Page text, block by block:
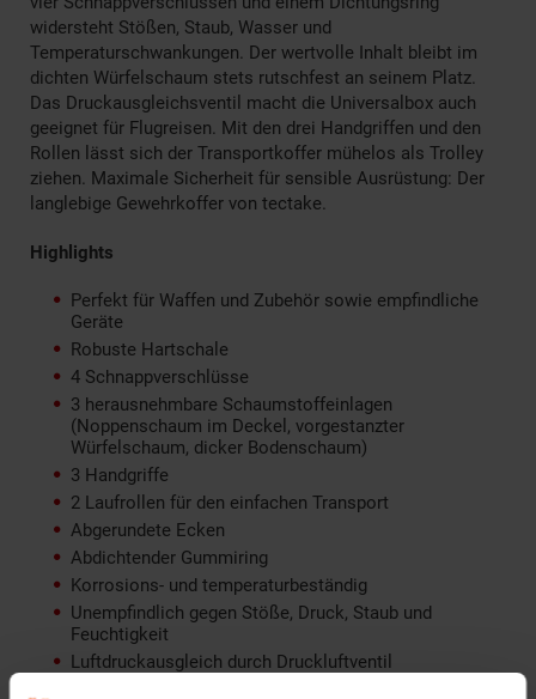
widersteht Stößen, Staub, Wasser und
Temperaturschwankungen. Der wertvolle Inhalt bleibt im
dichten Würfelschaum stets rutschfest an seinem Platz.
Das Druckausgleichsventil macht die Universalbox auch
geeignet für Flugreisen. Mit den drei Handgriffen und den
Rollen lässt sich der Transportkoffer mühelos als Trolley
ziehen. Maximale Sicherheit für sensible Ausrüstung: Der
langlebige Gewehrkoffer von tectake.
Highlights
Perfekt für Waffen und Zubehör sowie empfindliche
Geräte
Robuste Hartschale
4 Schnappverschlüsse
3 herausnehmbare Schaumstoffeinlagen
(Noppenschaum im Deckel, vorgestanzter
Würfelschaum, dicker Bodenschaum)
3 Handgriffe
2 Laufrollen für den einfachen Transport
Abgerundete Ecken
Abdichtender Gummiring
Korrosions- und temperaturbeständig
Unempfindlich gegen Stöße, Druck, Staub und
Feuchtigkeit
Luftdruckausgleich durch Druckluftventil